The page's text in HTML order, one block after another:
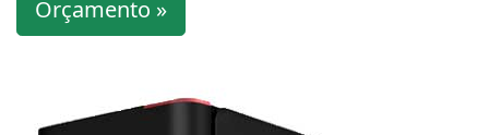
Orçamento »